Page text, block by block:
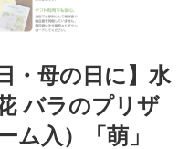
・母の日に】水
バラのプリザ
ム入）「萌」